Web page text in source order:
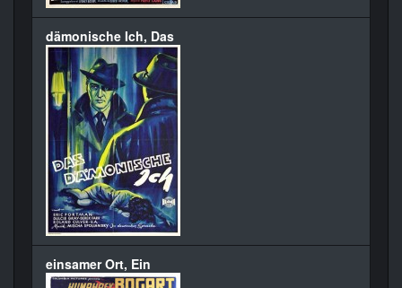
dämonische Ich, Das
einsamer Ort, Ein